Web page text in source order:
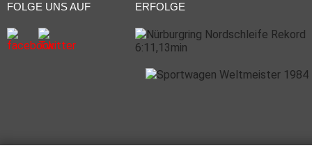
FOLGE UNS AUF ERFOLGE